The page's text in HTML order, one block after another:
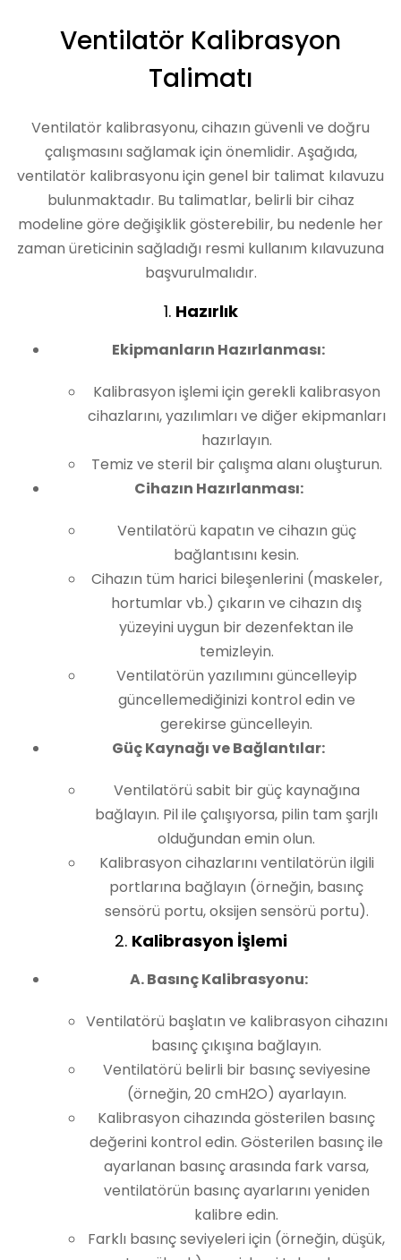
Ventilatör Kalibrasyon
Talimatı
Ventilatör kalibrasyonu, cihazın güvenli ve doğru
çalışmasını sağlamak için önemlidir. Aşağıda,
ventilatör kalibrasyonu için genel bir talimat kılavuzu
bulunmaktadır. Bu talimatlar, belirli bir cihaz
modeline göre değişiklik gösterebilir, bu nedenle her
zaman üreticinin sağladığı resmi kullanım kılavuzuna
başvurulmalıdır.
1. Hazırlık
Ekipmanların Hazırlanması:
Kalibrasyon işlemi için gerekli kalibrasyon
cihazlarını, yazılımları ve diğer ekipmanları
hazırlayın.
Temiz ve steril bir çalışma alanı oluşturun.
Cihazın Hazırlanması:
Ventilatörü kapatın ve cihazın güç
bağlantısını kesin.
Cihazın tüm harici bileşenlerini (maskeler,
hortumlar vb.) çıkarın ve cihazın dış
yüzeyini uygun bir dezenfektan ile
temizleyin.
Ventilatörün yazılımını güncelleyip
güncellemediğinizi kontrol edin ve
gerekirse güncelleyin.
Güç Kaynağı ve Bağlantılar:
Ventilatörü sabit bir güç kaynağına
bağlayın. Pil ile çalışıyorsa, pilin tam şarjlı
olduğundan emin olun.
Kalibrasyon cihazlarını ventilatörün ilgili
portlarına bağlayın (örneğin, basınç
sensörü portu, oksijen sensörü portu).
2. Kalibrasyon İşlemi
A. Basınç Kalibrasyonu:
Ventilatörü başlatın ve kalibrasyon cihazını
basınç çıkışına bağlayın.
Ventilatörü belirli bir basınç seviyesine
(örneğin, 20 cmH2O) ayarlayın.
Kalibrasyon cihazında gösterilen basınç
değerini kontrol edin. Gösterilen basınç ile
ayarlanan basınç arasında fark varsa,
ventilatörün basınç ayarlarını yeniden
kalibre edin.
Farklı basınç seviyeleri için (örneğin, düşük,